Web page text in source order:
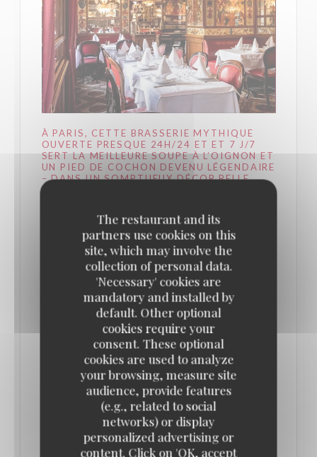
The restaurant and its
partners use cookies on this
site, which may involve the
collection of personal data.
'Necessary' cookies are
mandatory and installed by
default. Other optional
cookies require your
consent. These optional
cookies are used to analyze
your browsing, measure site
audience, provide features
(e.g., related to social
networks) or display
personalized advertising or
content. Click on 'OK, accept
À PARIS, CETTE BRASSERIE MYTHIQUE
OUVERTE PRESQUE 24H/24 ET ET 7 J/7
SERT LA MEILLEURE SOUPE À L’OIGNON ET
UN PIED DE COCHON DEVENU LÉGENDAIRE
– DANS UN SOMPTUEUX DÉCOR BELLE
ÉPOQUE ! // PARIS SECRET
C'est un repaire légendaire, même après minuit. Et
cette brasserie mythique du quartier des Halles
sert un pied de cochon à tomber...
Fondée en 1947, cette brasserie parisienne mythique
sert un pied de cochon dont la recette est
inchangée depuis près de 70 ans. Ouvert presque
24h/24 et 7 jours sur 7, ce lieu où la gastronomie
française est reine est un incontournable à Paris. Et
ce, même après minuit ! Il ne vous reste plus qu’à
pousser les portes de la brasserie, décorées de